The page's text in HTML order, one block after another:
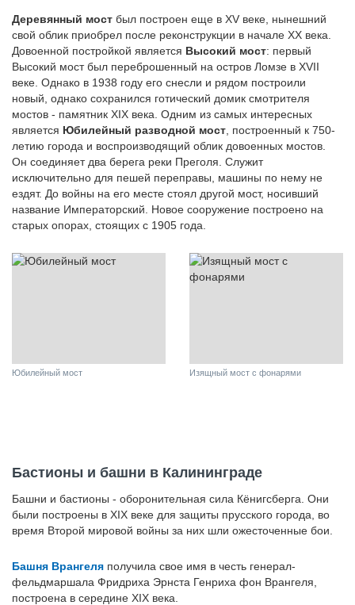
Деревянный мост был построен еще в XV веке, нынешний
свой облик приобрел после реконструкции в начале XX века.
Довоенной постройкой является Высокий мост: первый
Высокий мост был переброшенный на остров Ломзе в XVII
веке. Однако в 1938 году его снесли и рядом построили
новый, однако сохранился готический домик смотрителя
мостов - памятник XIX века. Одним из самых интересных
является Юбилейный разводной мост , построенный к 750-
летию города и воспроизводящий облик довоенных мостов.
Он соединяет два берега реки Преголя. Служит
исключительно для пешей переправы, машины по нему не
ездят. До войны на его месте стоял другой мост, носивший
название Императорский. Новое сооружение построено на
старых опорах, стоящих с 1905 года.
Юбилейный мост Изящный мост с фонарями
Бастионы и башни в Калининграде
Башни и бастионы - оборонительная сила Кёнигсберга. Они
были построены в XIX веке для защиты прусского города, во
время Второй мировой войны за них шли ожесточенные бои.
Башня Врангеля получила свое имя в честь генерал-
фельдмаршала Фридриха Эрнста Генриха фон Врангеля,
построена в середине XIX века.